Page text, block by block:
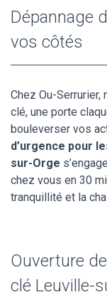
Dépannage
vos côtés
Chez Ou-Serrurier,
clé, une porte
bouleverser vos
d’urgence pour
sur-Orge
chez vous en 30
tranquillité et la
Ouverture
clé Leuville-